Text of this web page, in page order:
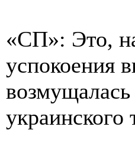
«СП»: Это,
успокоения
украинского